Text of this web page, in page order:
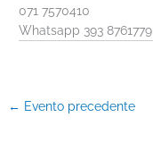
071 7570410
Whatsapp 393 8761779
← Evento precedente